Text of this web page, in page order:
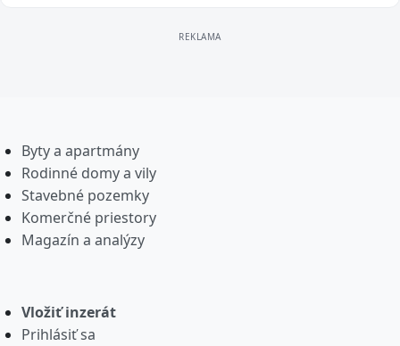
Byty a apartmány
Rodinné domy a vily
Stavebné pozemky
Komerčné priestory
Magazín a analýzy
Vložiť inzerát
Prihlásiť sa